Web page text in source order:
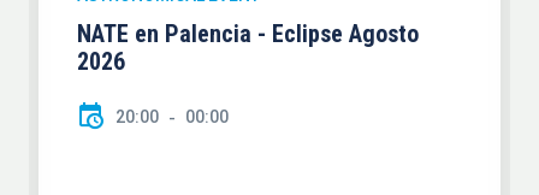
NATE en Palencia - Eclipse Agosto
2026
20:00 00:00